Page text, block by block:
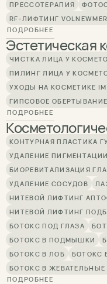
ПРЕССОТЕРАПИЯ
RF-ЛИФТИНГ VOLNEWMER
ПОДРОБНЕЕ
Эстетическая
ЧИСТКА ЛИЦА У
ПИЛИНГ ЛИЦА У
УХОДЫ НА КОСМЕТИКЕ
ГИПСОВОЕ ОБЕРТЫВАНИЕ
ПОДРОБНЕЕ
КОНТУРНАЯ ПЛАСТИКА
УДАЛЕНИЕ ПИГМЕНТАЦИИ
БИОРЕВИТАЛИЗАЦИЯ
УДАЛЕНИЕ СОСУДОВ
НИТЕВОЙ ЛИФТИНГ
НИТЕВОЙ ЛИФТИНГ
БОТОКС ПОД ГЛАЗА
БОТОКС В ПОДМЫШКИ
БОТОКС В ЛОБ
БОТОКС
БОТОКС В
ПОДРОБНЕЕ